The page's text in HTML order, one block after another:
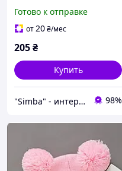
малышей 1-6 месяца
Готово к отправке
от20₴/мес
205₴
Купить
"Simba" - интернет магазин 98%